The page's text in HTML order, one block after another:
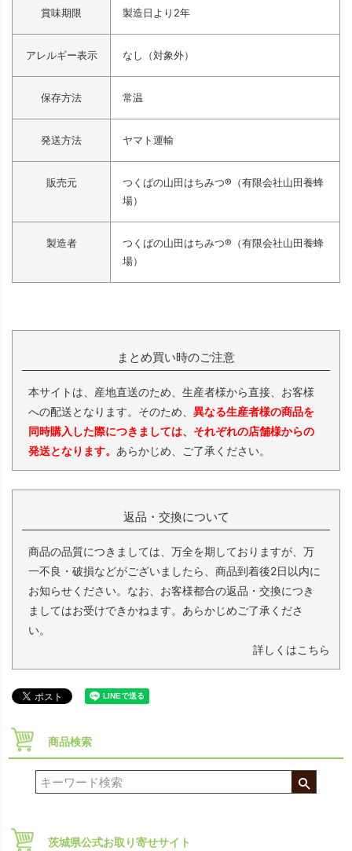
賞味期限 製造日より2年
アレルギー表示 なし（対象外）
保存方法 常温
発送方法 ヤマト運輸
販売元
つくばの山田はちみつ®（有限会社山田養蜂
場）
製造者
つくばの山田はちみつ®（有限会社山田養蜂
場）
まとめ買い時のご注意
本サイトは、産地直送のため、生産者様から直接、お客様
への配送となります。そのため、 異なる生産者様の商品を
同時購入した際につきましては、それぞれの店舗様からの
発送となります。 あらかじめ、ご了承ください。
返品・交換について
商品の品質につきましては、万全を期しておりますが、万
一不良・破損などがございましたら、商品到着後2日以内に
お知らせください。なお、お客様都合の返品・交換につき
ましてはお受けできかねます。あらかじめご了承くださ
い。
詳しくはこちら
商品検索
茨城県公式お取り寄せサイト